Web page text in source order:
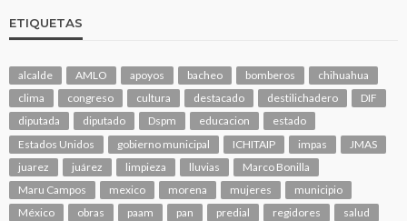
ETIQUETAS
alcalde AMLO apoyos bacheo bomberos
chihuahua
clima
congreso cultura destacado destilichadero
DIF
diputada
diputado Dspm educacion
estado
Estados Unidos
gobierno municipal ICHITAIP impas
JMAS
juarez
juárez limpieza lluvias
Marco Bonilla
Maru Campos
mexico morena mujeres
municipio
México
obras paam pan predial regidores
salud